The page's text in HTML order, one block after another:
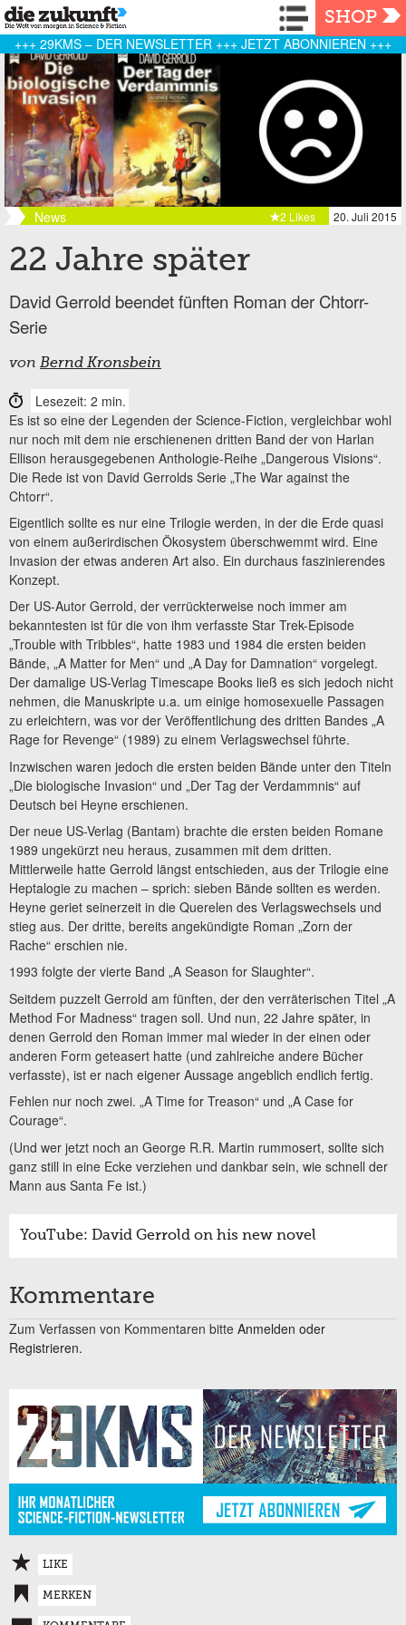
Navigation
SHOP
+++ 29KMS – DER NEWSLETTER +++ JETZT ABONNIEREN +++
News 20. Juli 2015
2 Likes
22 Jahre später
David Gerrold beendet fünften Roman der Chtorr-
Serie
von Bernd Kronsbein
Lesezeit: 2 min.
Es ist so eine der Legenden der Science-Fiction, vergleichbar wohl
nur noch mit dem nie erschienenen dritten Band der von Harlan
Ellison herausgegebenen Anthologie-Reihe „Dangerous Visions“.
Die Rede ist von David Gerrolds Serie „The War against the
Chtorr“.
Eigentlich sollte es nur eine Trilogie werden, in der die Erde quasi
von einem außerirdischen Ökosystem überschwemmt wird. Eine
Invasion der etwas anderen Art also. Ein durchaus faszinierendes
Konzept.
Der US-Autor Gerrold, der verrückterweise noch immer am
bekanntesten ist für die von ihm verfasste Star Trek-Episode
„Trouble with Tribbles“, hatte 1983 und 1984 die ersten beiden
Bände, „A Matter for Men“ und „A Day for Damnation“ vorgelegt.
Der damalige US-Verlag Timescape Books ließ es sich jedoch nicht
nehmen, die Manuskripte u.a. um einige homosexuelle Passagen
zu erleichtern, was vor der Veröffentlichung des dritten Bandes „A
Rage for Revenge“ (1989) zu einem Verlagswechsel führte.
Inzwischen waren jedoch die ersten beiden Bände unter den Titeln
„Die biologische Invasion“ und „Der Tag der Verdammnis“ auf
Deutsch bei Heyne erschienen.
Der neue US-Verlag (Bantam) brachte die ersten beiden Romane
1989 ungekürzt neu heraus, zusammen mit dem dritten.
Mittlerweile hatte Gerrold längst entschieden, aus der Trilogie eine
Heptalogie zu machen – sprich: sieben Bände sollten es werden.
Heyne geriet seinerzeit in die Querelen des Verlagswechsels und
stieg aus. Der dritte, bereits angekündigte Roman „Zorn der
Rache“ erschien nie.
1993 folgte der vierte Band „A Season for Slaughter“.
Seitdem puzzelt Gerrold am fünften, der den verräterischen Titel „A
Method For Madness“ tragen soll. Und nun, 22 Jahre später, in
denen Gerrold den Roman immer mal wieder in der einen oder
anderen Form geteasert hatte (und zahlreiche andere Bücher
verfasste), ist er nach eigener Aussage angeblich endlich fertig.
Fehlen nur noch zwei. „A Time for Treason“ und „A Case for
Courage“.
(Und wer jetzt noch an George R.R. Martin rummosert, sollte sich
ganz still in eine Ecke verziehen und dankbar sein, wie schnell der
Mann aus Santa Fe ist.)
YouTube: David Gerrold on his new novel
Kommentare
Zum Verfassen von Kommentaren bitte Anmelden oder
Registrieren.
LIKE
MERKEN